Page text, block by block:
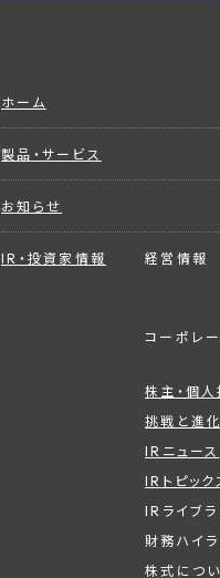
ホーム
製品・サービス
お知らせ
IR・投資家情報 経営情報
コーポレー
株主・個
挑戦と進
IRニュース
IRトピック
IRライブラ
財務ハイラ
株式につ